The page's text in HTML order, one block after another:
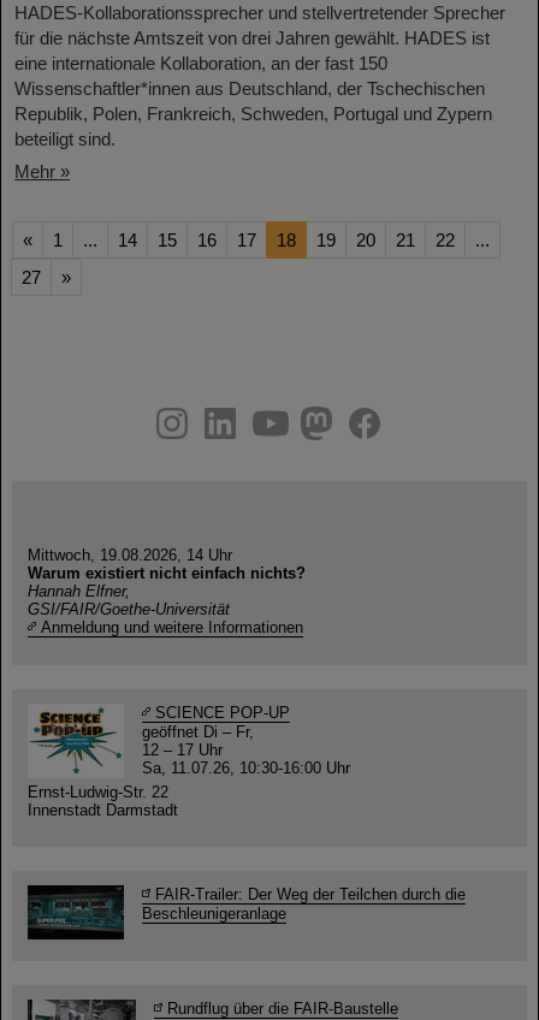
HADES-Kollaborationssprecher und stellvertretender Sprecher
für die nächste Amtszeit von drei Jahren gewählt. HADES ist
eine internationale Kollaboration, an der fast 150
Wissenschaftler*innen aus Deutschland, der Tschechischen
Republik, Polen, Frankreich, Schweden, Portugal und Zypern
beteiligt sind.
Mehr »
« 1 ... 14 15 16 17 18 19 20 21 22
...
27
»
youtube
helmholtz.social
facebook
Mittwoch, 19.08.2026, 14 Uhr
Warum existiert nicht einfach nichts?
Hannah Elfner,
GSI/FAIR/Goethe-Universität
Anmeldung und weitere Informationen
SCIENCE POP-UP
geöffnet Di – Fr,
12 – 17 Uhr
Sa, 11.07.26, 10:30-16:00 Uhr
Ernst-Ludwig-Str. 22
Innenstadt Darmstadt
FAIR-Trailer: Der Weg der Teilchen durch die
Beschleunigeranlage
Rundflug über die FAIR-Baustelle